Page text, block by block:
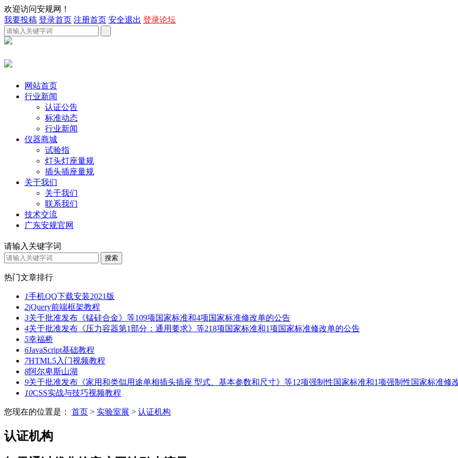
欢迎访问安规网！
我要投稿 登录首页 注册首页 安全退出 登录论坛
网站首页
行业新闻
认证公告
标准动态
行业新闻
仪器商城
试验指
灯头灯座量规
插头插座量规
关于我们
关于我们
联系我们
技术交流
广东安规官网
请输入关键字词
热门文章排行
1手机QQ下载安装2021版
2jQuery前端框架教程
3关于批准发布《锰硅合金》等109项国家标准和4项国家标准修改单的公告
4关于批准发布《压力容器第1部分：通用要求》等218项国家标准和1项国家标准修改单的公告
5幸福桥
6JavaScript基础教程
7HTML5入门视频教程
8阿尔卑斯山湖
9关于批准发布《家用和类似用途单相插头插座 型式、基本参数和尺寸》等12项强制性国家标准和1项强制性国家标准修
10CSS实战与技巧视频教程
您现在的位置是： 首页 > 实验室展 > 认证机构
认证机构